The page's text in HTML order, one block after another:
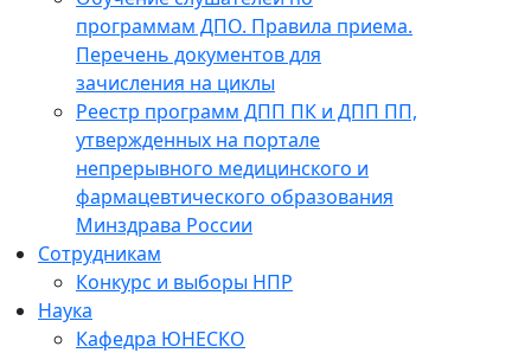
программам ДПО. Правила приема.
Перечень документов для
зачисления на циклы
Реестр программ ДПП ПК и ДПП ПП,
утвержденных на портале
непрерывного медицинского и
фармацевтического образования
Минздрава России
Сотрудникам
Конкурс и выборы НПР
Наука
Кафедра ЮНЕСКО